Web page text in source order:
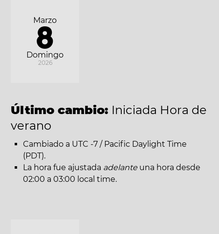
Domingo
Marzo
8
2026
Último cambio: Iniciada Hora de
verano
Cambiado a UTC -7 / Pacific Daylight Time
(PDT).
La hora fue ajustada adelante una hora desde
02:00 a 03:00 local time.